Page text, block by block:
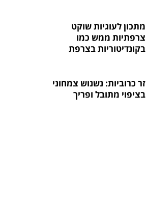
מתכון לעוגיות שוקט
צרפתיות ממש כמו
בקונדיטוריות בצרפת
זר כרוביות: נשנוש צמחוני
בציפוי מתובל ופריך